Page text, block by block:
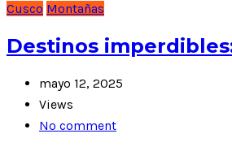
Cusco Montañas
Destinos
mayo 12, 2025
Views
No comment